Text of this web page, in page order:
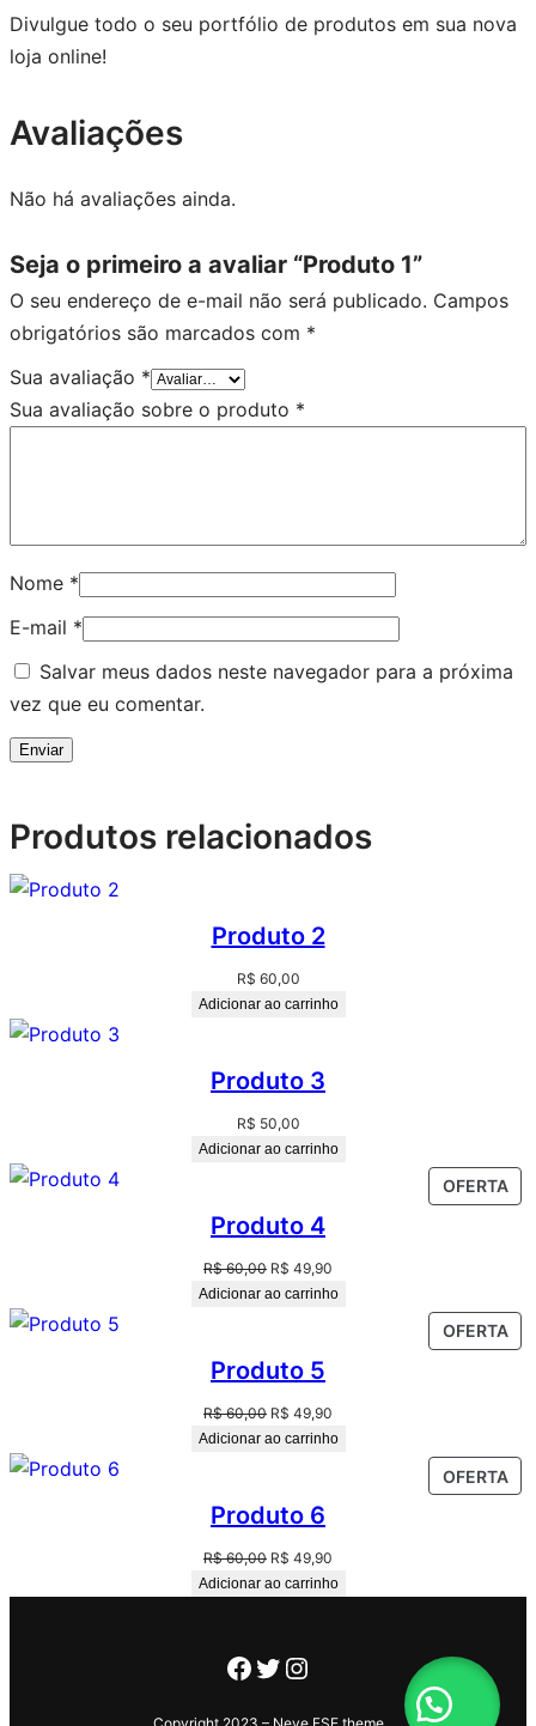
Divulgue todo o seu portfólio de produtos em sua nova
loja online!
Avaliações
Não há avaliações ainda.
Seja o primeiro a avaliar “Produto 1”
O seu endereço de e-mail não será publicado. Campos
obrigatórios são marcados com *
Sua avaliação *
Sua avaliação sobre o produto *
Nome *
E-mail *
Salvar meus dados neste navegador para a próxima
vez que eu comentar.
Produtos relacionados
Produto 2
R$ 60,00
Adicionar ao carrinho
Produto 3
R$ 50,00
Adicionar ao carrinho
OFERTA
Produto 4
R$60,00 R$ 49,90
Adicionar ao carrinho
OFERTA
Produto 5
R$60,00 R$ 49,90
Adicionar ao carrinho
OFERTA
Produto 6
R$60,00 R$ 49,90
Adicionar ao carrinho